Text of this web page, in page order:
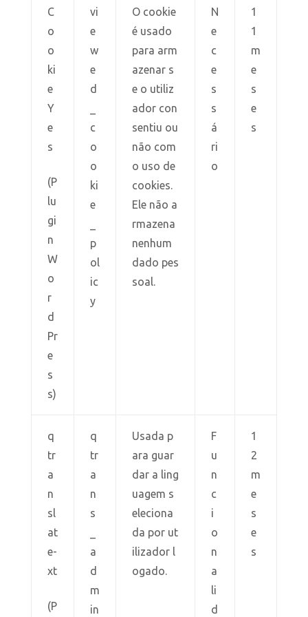
C
o
o
ki
e
Y
e
s
(P
lu
gi
n
W
o
r
d
Pr
e
s
s)
vi
e
w
e
d
c
o
o
ki
e
p
ol
ic
y
O cookie
é usado
para arm
azenar s
e o utiliz
ador con
sentiu ou
não com
o uso de
cookies.
Ele não a
rmazena
nenhum
dado pes
soal.
N
e
c
e
s
s
á
ri
o
1
1
m
e
s
e
s
q
tr
a
n
sl
at
e-
xt
(P
q
tr
a
n
s
a
d
m
in
Usada p
ara guar
dar a ling
uagem s
eleciona
da por ut
ilizador l
ogado.
F
u
n
c
i
o
n
a
li
d
1
2
m
e
s
e
s